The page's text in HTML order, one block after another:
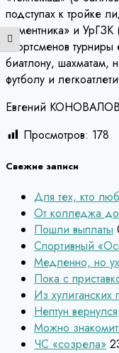
Переключить на
подступах к тройке
цементника» и
спортсменов
биатлону, шахматам,
футболу и
Евгений КОНОВАЛОВ
Просмотров: 178
Свежие записи
Для тех, кто
От колледжа
Пошли выплаты
Спортивный
Медленно, но
Пока с
Из
Нептун вернулся
Можно
ЧС «созрела»